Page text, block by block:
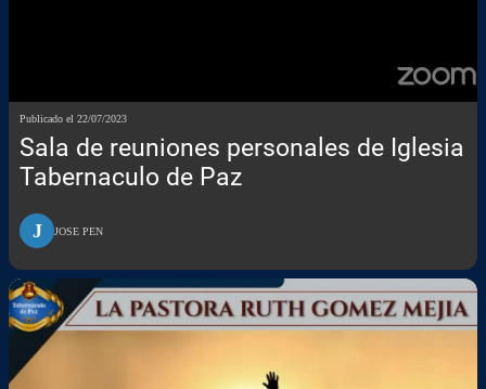
Publicado el 22/07/2023
Sala de reuniones personales de Iglesia
Tabernaculo de Paz
J JOSE PEN